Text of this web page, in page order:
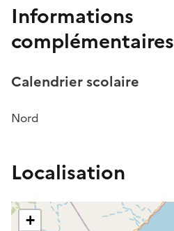
Informations
complémentaires
Calendrier scolaire
Nord
Localisation
+